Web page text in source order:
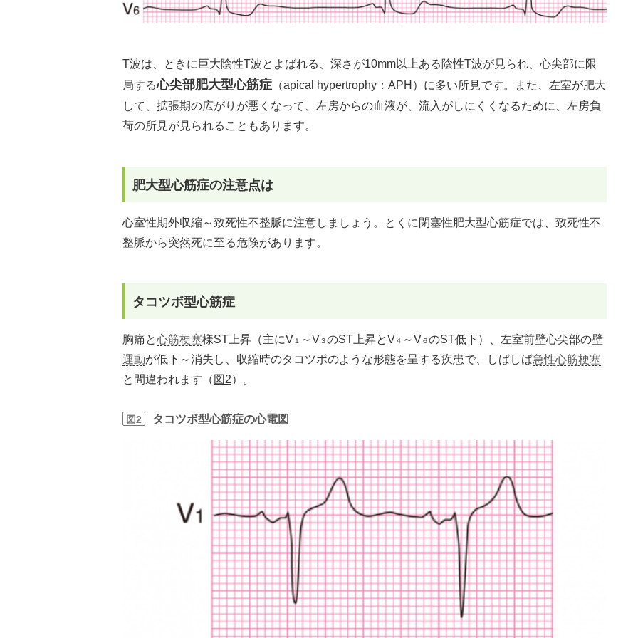
T波は、ときに巨大陰性T波とよばれる、深さが10mm以上ある陰性T波が見られ、心尖部に限
局する心尖部肥大型心筋症 （apical hypertrophy：APH）に多い所見です。また、左室が肥大
して、拡張期の広がりが悪くなって、左房からの血液が、流入がしにくくなるために、左房負
荷の所見が見られることもあります。
肥大型心筋症の注意点は
心室性期外収縮～致死性不整脈に注意しましょう。とくに閉塞性肥大型心筋症では、致死性不
整脈から突然死に至る危険があります。
タコツボ型心筋症
胸痛と心筋梗塞様ST上昇（主にV１ ～V３のST上昇とV４ ～V６のST低下）、左室前壁心尖部の壁
運動が低下～消失し、収縮時のタコツボのような形態を呈する疾患で、しばしば急性心筋梗塞
と間違われます（ 図2）。
図2 タコツボ型心筋症の心電図